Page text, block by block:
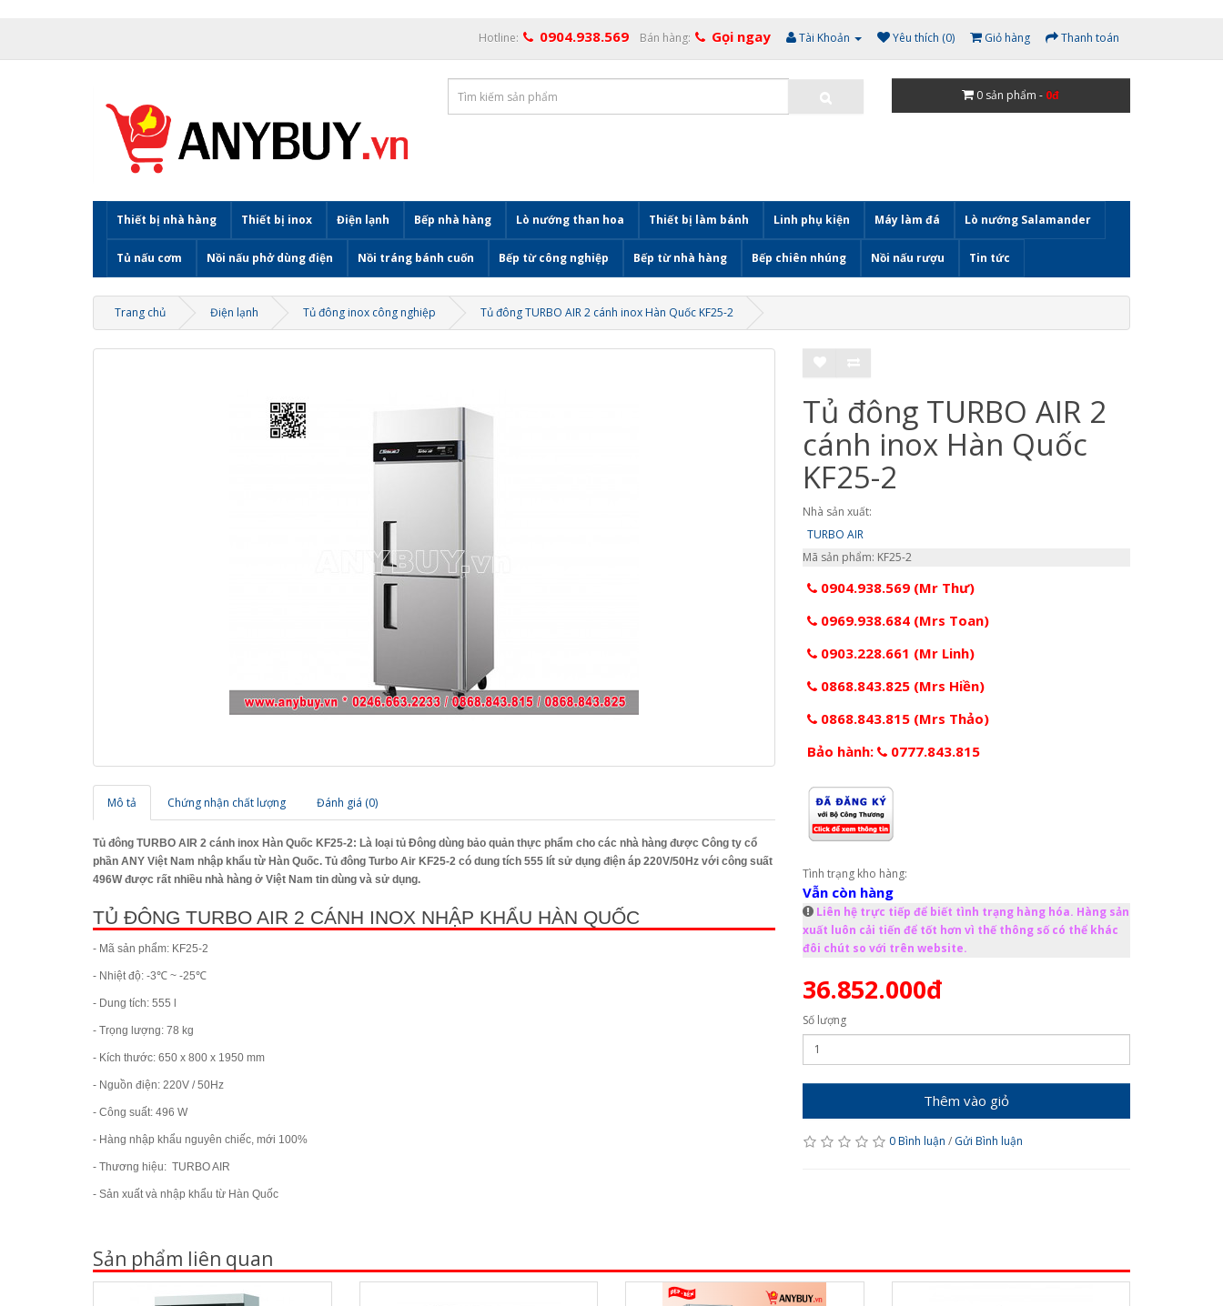
Hotline: 0904.938.569 Bán hàng: Gọi ngay Tài Khoản Yêu thích (0) Giỏ hàng Thanh toán
0 sản phẩm - 0đ
Thiết bị nhà hàng Thiết bị inox Điện lạnh Bếp nhà hàng Lò nướng than hoa Thiết bị làm bánh Linh phụ kiện Máy làm đá Lò nướng Salamander
Tủ nấu cơm Nồi nấu phở dùng điện Nồi tráng bánh cuốn Bếp từ công nghiệp Bếp từ nhà hàng Bếp chiên nhúng Nồi nấu rượu Tin tức
Trang chủ Điện lạnh Tủ đông inox công nghiệp Tủ đông TURBO AIR 2 cánh inox Hàn Quốc KF25-2
Mô tả Chứng nhận chất lượng Đánh giá (0)
Tủ đông TURBO AIR 2 cánh inox Hàn Quốc KF25-2: Là loại tủ Đông dùng bảo quản thực phẩm cho các nhà hàng được Công ty cổ
phần ANY Việt Nam nhập khẩu từ Hàn Quốc. Tủ đông Turbo Air KF25-2 có dung tích 555 lít sử dụng điện áp 220V/50Hz với công suất
496W được rất nhiều nhà hàng ở Việt Nam tin dùng và sử dụng.
TỦ ĐÔNG TURBO AIR 2 CÁNH INOX NHẬP KHẨU HÀN QUỐC
- Mã sản phẩm: KF25-2
- Nhiệt độ: -3℃ ~ -25℃
- Dung tích: 555 l
- Trọng lượng: 78 kg
- Kích thước: 650 x 800 x 1950 mm
- Nguồn điện: 220V / 50Hz
- Công suất: 496 W
- Hàng nhập khẩu nguyên chiếc, mới 100%
- Thương hiệu: TURBO AIR
- Sản xuất và nhập khẩu từ Hàn Quốc
Tủ đông TURBO AIR 2
cánh inox Hàn Quốc
KF25-2
Nhà sản xuất:
TURBO AIR
Mã sản phẩm: KF25-2
0904.938.569 (Mr Thư)
0969.938.684 (Mrs Toan)
0903.228.661 (Mr Linh)
0868.843.825 (Mrs Hiền)
0868.843.815 (Mrs Thảo)
Bảo hành:
0777.843.815
Tình trạng kho hàng:
Vẫn còn hàng
Liên hệ trực tiếp để biết tình trạng hàng hóa. Hàng sản
xuất luôn cải tiến để tốt hơn vì thế thông số có thể khác
đôi chút so với trên website.
36.852.000đ
Số lượng
Thêm vào giỏ
0 Bình luận / Gửi Bình luận
Sản phẩm liên quan